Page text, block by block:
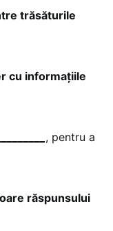
trăsăturile
cu informațiile
, pentru a
răspunsului